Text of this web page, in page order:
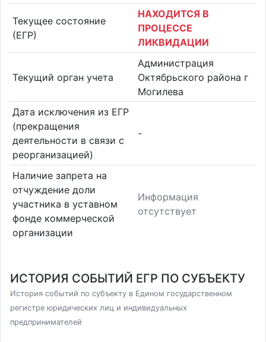
Текущее состояние
(ЕГР)
НАХОДИТСЯ В
ПРОЦЕССЕ
ЛИКВИДАЦИИ
Текущий орган учета
Администрация
Октябрьского района г
Могилева
Дата исключения из ЕГР
(прекращения
деятельности в связи с
реорганизацией)
-
Наличие запрета на
отчуждение доли
участника в уставном
фонде коммерческой
организации
Информация
отсутствует
ИСТОРИЯ СОБЫТИЙ ЕГР ПО СУБЪЕКТУ
История событий по субъекту в Едином государственном
регистре юридических лиц и индивидуальных
предпринимателей